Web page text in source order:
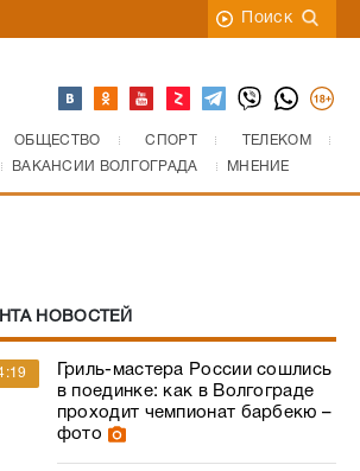
Поиск
ОБЩЕСТВО СПОРТ
ТЕЛЕКОМ
ВАКАНСИИ ВОЛГОГРАДА МНЕНИЕ
НОВОСТЕЙ
Гриль-мастера России сошлись
в поединке: как в Волгограде
проходит чемпионат барбекю –
фото